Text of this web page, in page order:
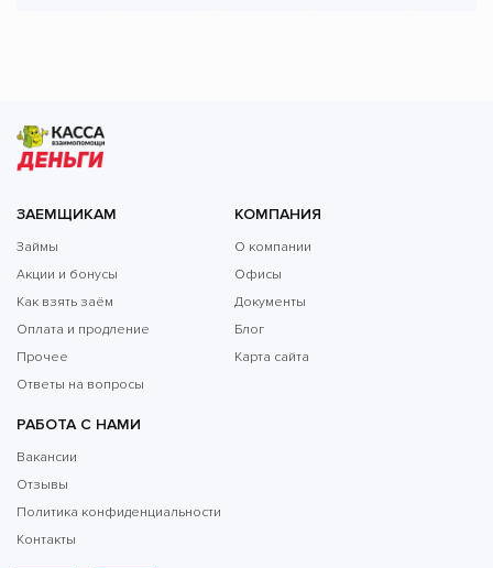
ЗАЕМЩИКАМ
Займы
Акции и бонусы
Как взять заём
Оплата и продление
Прочее
Ответы на вопросы
КОМПАНИЯ
О компании
Офисы
Документы
Блог
Карта сайта
РАБОТА С НАМИ
Вакансии
Отзывы
Политика конфиденциальности
Контакты